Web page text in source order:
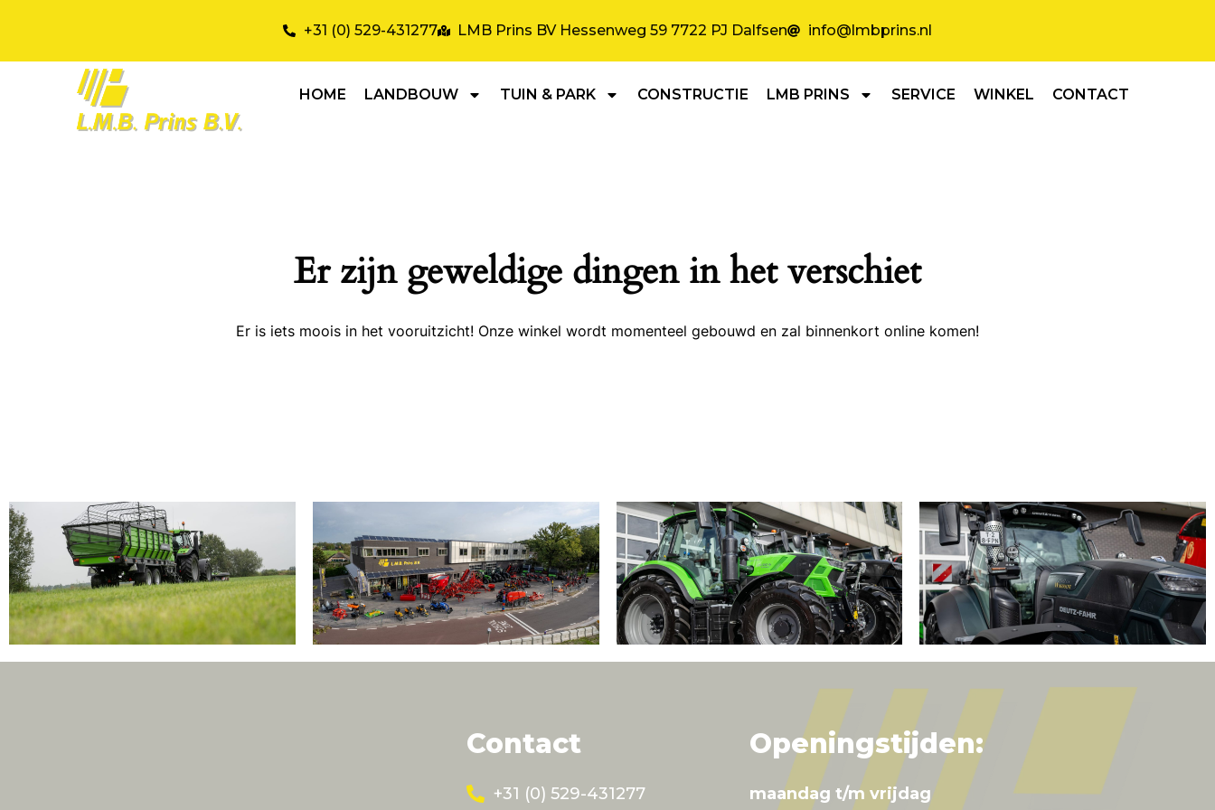
+31 (0) 529-431277 LMB Prins BV Hessenweg 59 7722 PJ Dalfsen info@lmbprins.nl
HOME LANDBOUW TUIN & PARK CONSTRUCTIE LMB PRINS SERVICE WINKEL CONTACT
Er zijn geweldige dingen in het verschiet
Er is iets moois in het vooruitzicht! Onze winkel wordt momenteel gebouwd en zal binnenkort online komen!
Contact
+31 (0) 529-431277
Openingstijden:
maandag t/m vrijdag